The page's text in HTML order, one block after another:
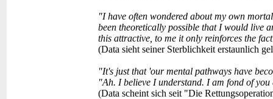
"I have often wondered about my own
been theoretically possible that I would live
this attractive, to me it only reinforces the
(Data sieht seiner Sterblichkeit erstaunlich
"It's just that 'our mental pathways have
"Ah. I believe I understand. I am fond of
(Data scheint sich seit "Die